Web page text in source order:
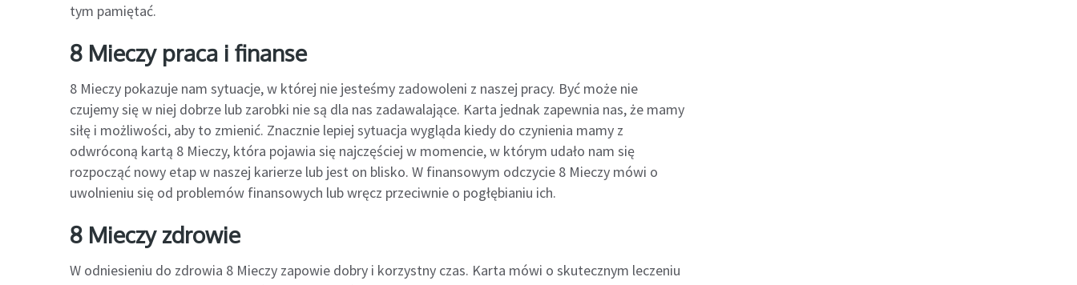
tym pamiętać.
8 Mieczy praca i finanse
8 Mieczy pokazuje nam sytuacje, w której nie jesteśmy zadowoleni z naszej pracy. Być może nie
czujemy się w niej dobrze lub zarobki nie są dla nas zadawalające. Karta jednak zapewnia nas, że mamy
siłę i możliwości, aby to zmienić. Znacznie lepiej sytuacja wygląda kiedy do czynienia mamy z
odwróconą kartą 8 Mieczy, która pojawia się najczęściej w momencie, w którym udało nam się
rozpocząć nowy etap w naszej karierze lub jest on blisko. W finansowym odczycie 8 Mieczy mówi o
uwolnieniu się od problemów finansowych lub wręcz przeciwnie o pogłębianiu ich.
8 Mieczy zdrowie
W odniesieniu do zdrowia 8 Mieczy zapowie dobry i korzystny czas. Karta mówi o skutecznym leczeniu